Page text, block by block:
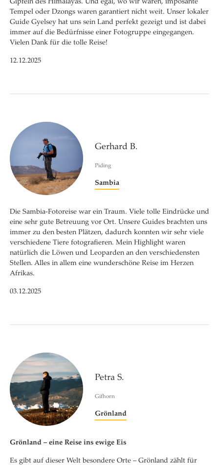
Gipfeln des Himalayas. Und egal, wo wir waren, imposante
Tempel oder Dzongs waren garantiert nicht weit. Unser lokaler
Guide Gyelsey hat uns sein Land perfekt gezeigt und ist dabei
immer auf die Bedürfnisse einer Fotogruppe eingegangen.
Vielen Dank für die tolle Reise!
12.12.2025
Gerhard B.
Piding
Sambia
Die Sambia-Fotoreise war ein Traum. Viele tolle Eindrücke und
eine sehr gute Betreuung vor Ort. Unsere Guides brachten uns
immer zu den besten Plätzen, dadurch konnten wir sehr viele
verschiedene Tiere fotografieren. Mein Highlight waren
natürlich die Löwen und Leoparden an den verschiedensten
Stellen. Alles in allem eine wunderschöne Reise im Herzen
Afrikas.
03.12.2025
Petra S.
Gifhorn
Grönland
Grönland – eine Reise ins ewige Eis
Es gibt auf dieser Welt besondere Orte – Grönland zählt für